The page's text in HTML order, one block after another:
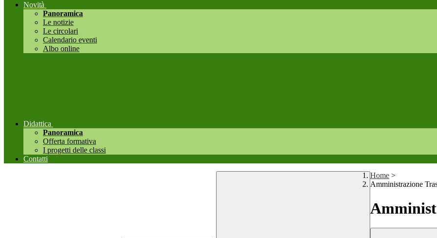
Novità
Panoramica
Le notizie
Le circolari
Calendario eventi
Albo online
Didattica
Panoramica
Offerta formativa
I progetti delle classi
Contatti
Home >
Amministrazione